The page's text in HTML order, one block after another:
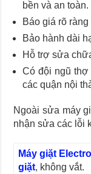
bền và an toàn.
Báo giá rõ
Bảo hành dài
Hỗ trợ sửa
Có đội ngũ
các quận nội
Ngoài sửa máy
nhận sửa các lỗi
Máy giặt
giặt, không vắt.